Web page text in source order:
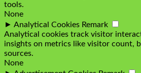
tools.
None
► Analytical Cookies Remark
Analytical cookies track visitor
insights on metrics like visitor count,
sources.
None